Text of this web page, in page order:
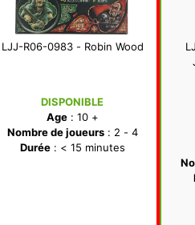
LJJ-R06-0983 - Robin Wood
DISPONIBLE
Age: 10 +
Nombre de joueurs: 2 - 4
Durée: < 15 minutes